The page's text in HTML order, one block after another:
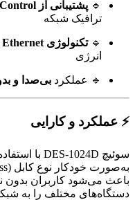
🔹 پشتیبانی از IEEE 802.3x Flow Control
ترافیک شبکه
🔹تکنولوژی D-Link Green Ethernet
انرژی
🔹 عملکرد بی‌صدا و
⚡ عملکرد و کارایی
سوئیچ DES-1024D با استفاده از
باعث می‌شود کاربران بدون
دستگاه‌های مختلف را به